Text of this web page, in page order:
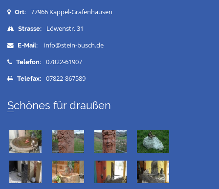
Ort: 77966 Kappel-Grafenhausen
Strasse: Löwenstr. 31
E-Mail: info@stein-busch.de
Telefon: 07822-61907
Telefax: 07822-867589
Schönes für draußen